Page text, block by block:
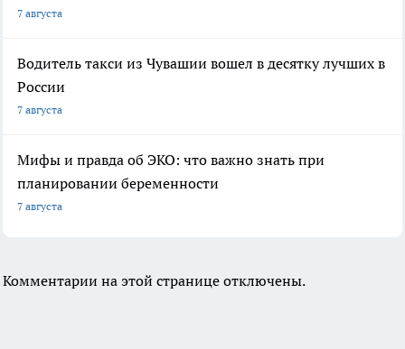
7 августа
Водитель такси из Чувашии вошел в десятку лучших в
России
7 августа
Мифы и правда об ЭКО: что важно знать при
планировании беременности
7 августа
Комментарии на этой странице отключены.